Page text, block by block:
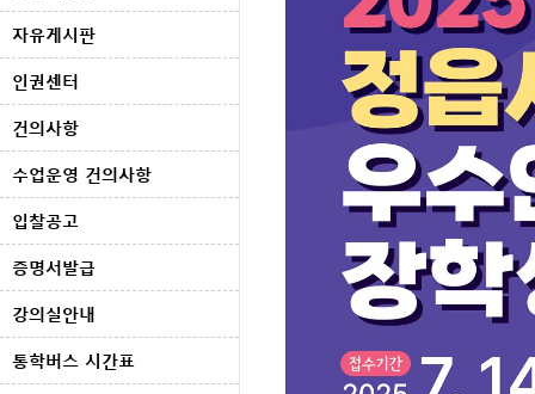
자유게시판
인권센터
건의사항
수업운영 건의사항
입찰공고
증명서발급
강의실안내
통학버스 시간표